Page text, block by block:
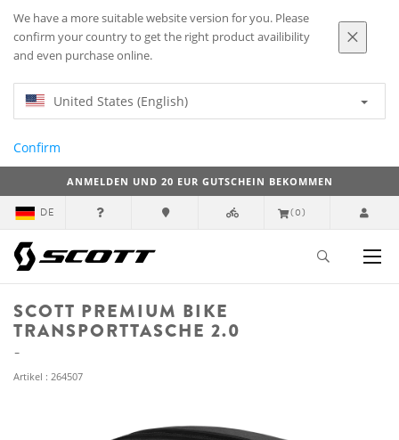
We have a more suitable website version for you. Please
confirm your country to get the right product availibility
and even purchase online.
United States (English)
Confirm
ANMELDEN UND 20 EUR GUTSCHEIN BEKOMMEN
DE (0)
SCOTT PREMIUM BIKE
TRANSPORTTASCHE 2.0
Artikel : 264507